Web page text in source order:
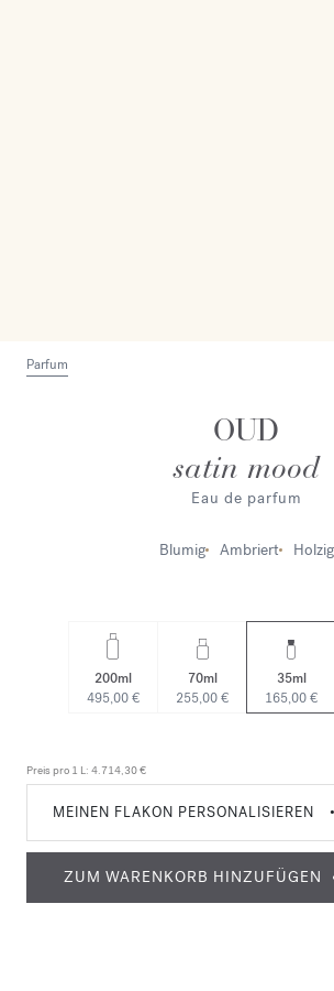
Parfum
OUD
satin mood
Eau de parfum
Blumig Ambriert Holzig
200ml
495,00 €
70ml
255,00 €
35ml
165,00 €
Preis pro 1 L: 4.714,30 €
MEINEN FLAKON PERSONALISIEREN •
ZUM WARENKORB HINZUFÜGEN